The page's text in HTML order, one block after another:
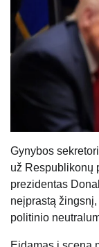
Gynybos
už Respublikonų
prezidentas
neįprastą
politinio